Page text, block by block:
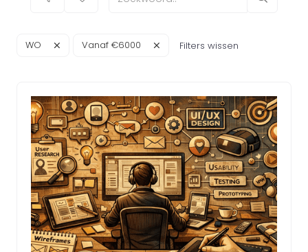
WO Vanaf €6000 Filters wissen